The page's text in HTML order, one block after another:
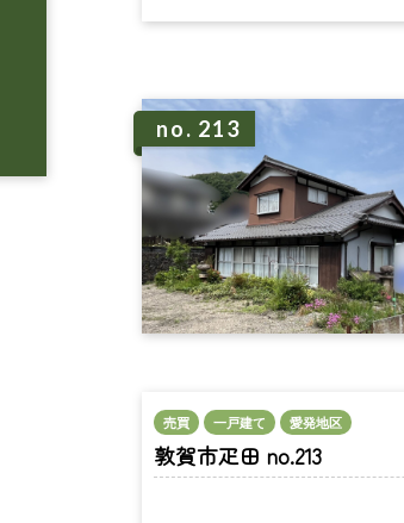
no. 213
売買 一戸建て 愛発地区
敦賀市疋田 no.213